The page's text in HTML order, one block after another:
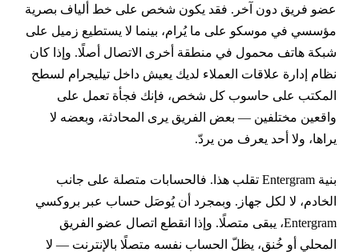
فريق دون آخر. فقد يكون شخص على خط ألياف بصرية
في موسكو على ما يُرام، بينما لا يستطيع زميل على
هاتف محمول في منطقة أخرى الاتصال أصلًا. وإذا كان
إدارة علاقات العملاء لديك يعيش داخل تيليجرام لسطح
على حاسوب كل شخص، فإنك فجأة تعمل على
مختلفين — بعض الفريق يرى المحادثة، وبعضه لا
ولا أحد يعرف من يردّ.
بنية Entergram تقلب هذا. فالحسابات متصلة على جانب
لا لكل جهاز. وبمجرد أن يُوصَل حساب عبر بروكسي
Entergram، يبقى متصلًا. وإذا انقطع اتصال عضو الفريق
أو خُنق، يظلّ الحساب نفسه متصلًا بالإنترنت — لا